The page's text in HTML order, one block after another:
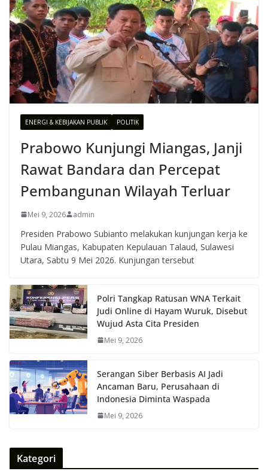
ENERGI & KEBIJAKAN PUBLIK POLITIK
Prabowo Kunjungi Miangas, Janji
Rawat Bandara dan Percepat
Pembangunan Wilayah Terluar
Mei 9, 2026 admin
Presiden Prabowo Subianto melakukan kunjungan kerja ke
Pulau Miangas, Kabupaten Kepulauan Talaud, Sulawesi
Utara, Sabtu 9 Mei 2026. Kunjungan tersebut
Polri Tangkap Ratusan WNA Terkait
Judi Online di Hayam Wuruk, Disebut
Wujud Asta Cita Presiden
Mei 9, 2026
Serangan Siber Berbasis AI Jadi
Ancaman Baru, Perusahaan di
Indonesia Diminta Waspada
Mei 9, 2026
Kategori